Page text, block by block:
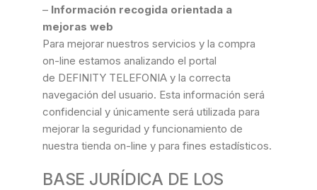
– Información recogida orientada a
mejoras web
Para mejorar nuestros servicios y la compra
on-line estamos analizando el portal
de DEFINITY TELEFONIA y la correcta
navegación del usuario. Esta información será
confidencial y únicamente será utilizada para
mejorar la seguridad y funcionamiento de
nuestra tienda on-line y para fines estadísticos.
BASE JURÍDICA DE LOS